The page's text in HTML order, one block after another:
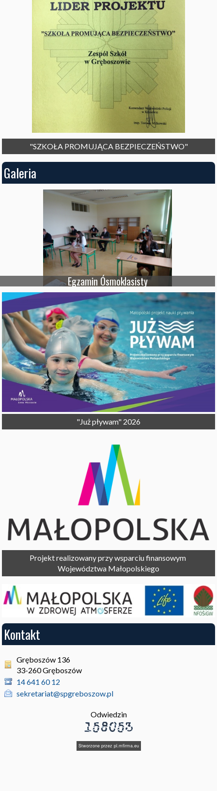
"SZKOŁA PROMUJĄCA BEZPIECZEŃSTWO"
Galeria
Egzamin Ósmoklasisty
"Już pływam" 2026
Projekt realizowany przy wsparciu finansowym
Województwa Małopolskiego
Kontakt
Gręboszów 136
33-260 Gręboszów
14 641 60 12
sekretariat@spgreboszow.pl
Odwiedzin
Stworzone przez pl.mfirma.eu